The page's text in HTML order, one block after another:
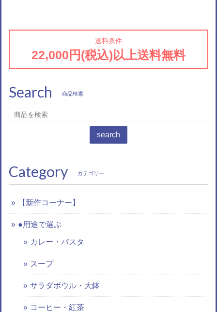
送料条件
22,000円(税込)以上送料無料
Search 商品検索
search
Category カテゴリー
【新作コーナー】
●用途で選ぶ
カレー・パスタ
スープ
サラダボウル・大鉢
コーヒー・紅茶